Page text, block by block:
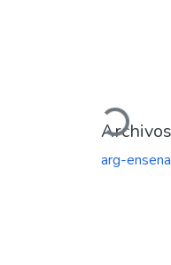
Cargando...
Archivos
arg-